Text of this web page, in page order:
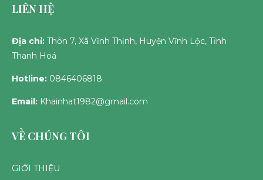
LIÊN HỆ
Địa chỉ: Thôn 7, Xã Vĩnh Thịnh, Huyện Vĩnh Lộc, Tỉnh
Thanh Hoá
Hotline: 0846406818
Email: Khainhat1982@gmail.com
VỀ CHÚNG TÔI
GIỚI THIỆU